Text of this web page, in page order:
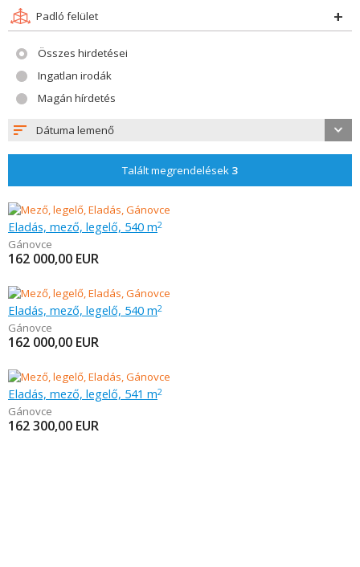
Padló felület
Összes hirdetései
Ingatlan irodák
Magán hírdetés
Dátuma lemenő
Talált megrendelések 3
Eladás, mező, legelő, 540 m2
Gánovce
162 000,00 EUR
Eladás, mező, legelő, 540 m2
Gánovce
162 000,00 EUR
Eladás, mező, legelő, 541 m2
Gánovce
162 300,00 EUR